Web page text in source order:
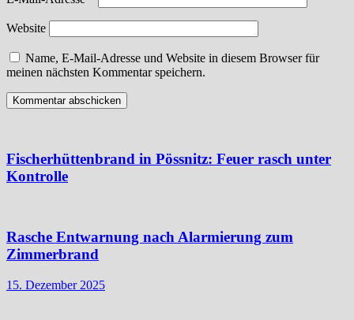
Website
Name, E-Mail-Adresse und Website in diesem Browser für
meinen nächsten Kommentar speichern.
Fischerhüttenbrand in Pössnitz: Feuer rasch unter
Kontrolle
Rasche Entwarnung nach Alarmierung zum
Zimmerbrand
15. Dezember 2025